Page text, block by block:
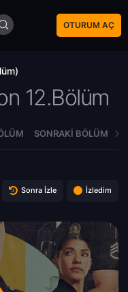
OTURUM AÇ
12.Bölüm
SONRAKI BÖLÜM
Sonra İzle İzledim